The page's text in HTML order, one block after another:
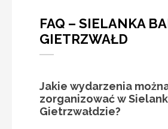
FAQ – SIELANKA
GIETRZWAŁD
Jakie wydarzenia
zorganizować w
Gietrzwałdzie?